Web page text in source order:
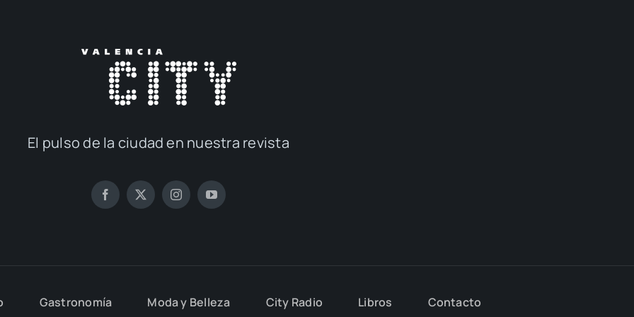
El pul­so de la ciu­dad en nues­tra revis­ta
Gas­tro­no­mía Moda y Belle­za City Radio Libros Con­tac­to